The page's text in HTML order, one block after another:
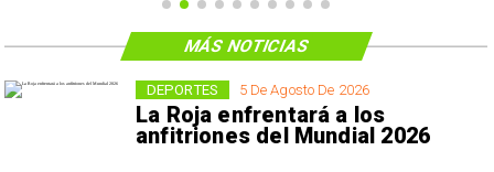
5 De Agosto De 2026
La Roja enfrentará a los
anfitriones del Mundial 2026
DEPORTES
MÁS NOTICIAS